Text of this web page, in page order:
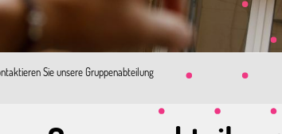
Sie unsere Gruppenabteilung